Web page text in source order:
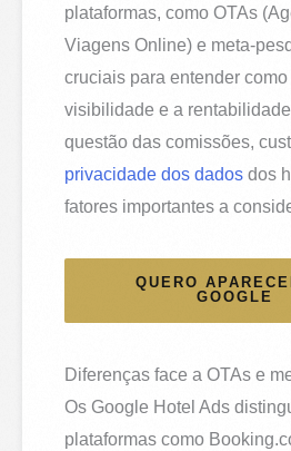
plataformas, como OTAs
Viagens Online) e meta-
cruciais para entender
visibilidade e a
questão das comissões,
privacidade dos dados dos
fatores importantes a
QUERO
GOOGLE
Diferenças face a OTAs e
Os Google Hotel Ads
plataformas como